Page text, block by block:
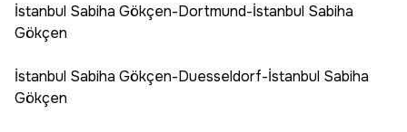
İstanbul Sabiha Gökçen-Dortmund-İstanbul Sabiha
Gökçen
İstanbul Sabiha Gökçen-Duesseldorf-İstanbul Sabiha
Gökçen